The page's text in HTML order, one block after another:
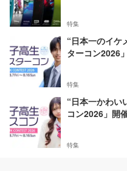
特集
“日本一のイケ
ターコン2026
特集
“日本一かわい
コン2026」開
特集